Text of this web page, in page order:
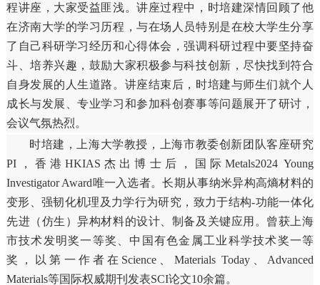
程讲座，大家受益匪浅。讲座过程中，时培建深情回顾了他
在济南大学的学习历程，与在场人员特别是在校大学生分享
了自己科研学习经历和心得体会，强调科研过程中要坚持奋
斗、培养兴趣，鼓励大家积极参与科技创新，尽快找到符合
自身发展的人生道路。讲座结束后，时培建与师生们就个人
成长与发展、专业学习和参加科创赛事等问题展开了研讨，
会议气氛热烈。
时培建，上海大学教授，上海市教委创新团队客座研究
PI，香港HKIAS杰出博士后，国际Metals2024 Young
Investigator Award唯一入选者。长期从事纳米异构高熵材料的
变形、强韧化机理及力学行为研究，致力于结构-功能一体化
先进（仿生）异构材料的设计、制备及关键应用。曾获上海
市技术发明奖一等奖、中国有色金属工业科学技术奖一等
奖，以第一作者在Science、Materials Today、Advanced
Materials等国际权威期刊发表SCI论文10余篇。